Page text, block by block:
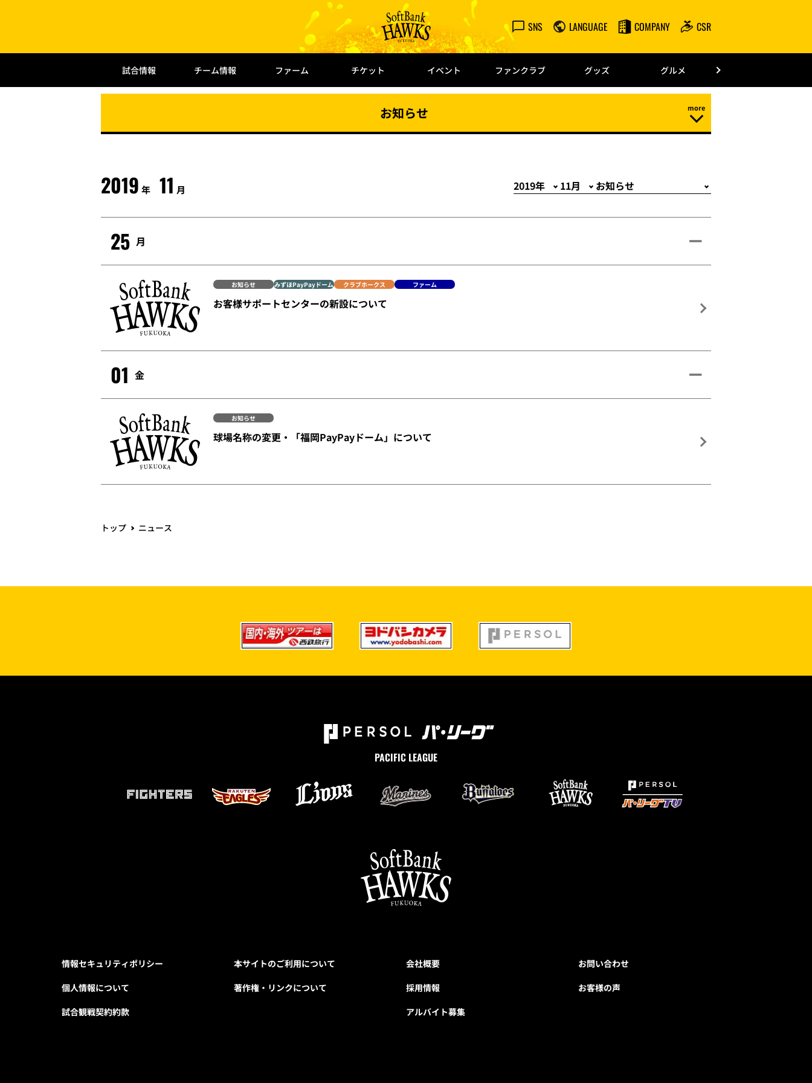
SNS LANGUAGE COMPANY CSR
試合情報 チーム情報 ファーム チケット イベント ファンクラブ グッズ グルメ
お知らせ
2019 年 11 月
25 月
お知らせ みずほPayPayドーム クラブホークス ファーム
お客様サポートセンターの新設について
01 金
お知らせ
球場名称の変更・「福岡PayPayドーム」について
トップ ニュース
PACIFIC LEAGUE
情報セキュリティポリシー
個人情報について
試合観戦契約約款
本サイトのご利用について
著作権・リンクについて
会社概要
採用情報
アルバイト募集
お問い合わせ
お客様の声